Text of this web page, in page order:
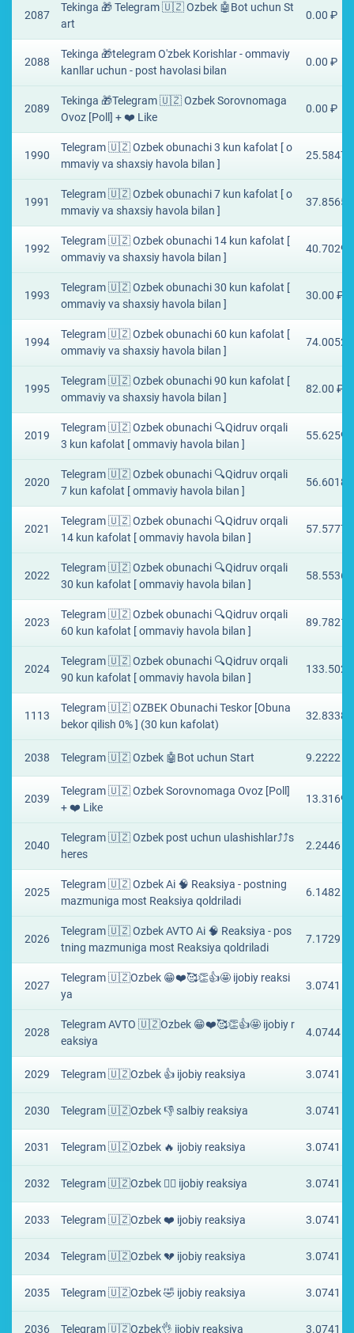
2087
Tekinga 🎁 Telegram 🇺🇿 Ozbek 🤖Bot uchun St
art
0.00 ₽
2088
Tekinga 🎁telegram O'zbek Korishlar - ommaviy
kanllar uchun - post havolasi bilan
0.00 ₽
2089
Tekinga 🎁Telegram 🇺🇿 Ozbek Sorovnomaga
Ovoz [Poll] + ❤️ Like
0.00 ₽
1990
Telegram 🇺🇿 Ozbek obunachi 3 kun kafolat [ o
mmaviy va shaxsiy havola bilan ]
25.5847
1991
Telegram 🇺🇿 Ozbek obunachi 7 kun kafolat [ o
mmaviy va shaxsiy havola bilan ]
37.8565
1992
Telegram 🇺🇿 Ozbek obunachi 14 kun kafolat [
ommaviy va shaxsiy havola bilan ]
40.7029
1993
Telegram 🇺🇿 Ozbek obunachi 30 kun kafolat [
ommaviy va shaxsiy havola bilan ]
30.00 ₽
1994
Telegram 🇺🇿 Ozbek obunachi 60 kun kafolat [
ommaviy va shaxsiy havola bilan ]
74.0052
1995
Telegram 🇺🇿 Ozbek obunachi 90 kun kafolat [
ommaviy va shaxsiy havola bilan ]
82.00 ₽
2019
Telegram 🇺🇿 Ozbek obunachi 🔍Qidruv orqali
3 kun kafolat [ ommaviy havola bilan ]
55.6259
2020
Telegram 🇺🇿 Ozbek obunachi 🔍Qidruv orqali
7 kun kafolat [ ommaviy havola bilan ]
56.6018
2021
Telegram 🇺🇿 Ozbek obunachi 🔍Qidruv orqali
14 kun kafolat [ ommaviy havola bilan ]
57.5777
2022
Telegram 🇺🇿 Ozbek obunachi 🔍Qidruv orqali
30 kun kafolat [ ommaviy havola bilan ]
58.5536
2023
Telegram 🇺🇿 Ozbek obunachi 🔍Qidruv orqali
60 kun kafolat [ ommaviy havola bilan ]
89.7821
2024
Telegram 🇺🇿 Ozbek obunachi 🔍Qidruv orqali
90 kun kafolat [ ommaviy havola bilan ]
1113
Telegram 🇺🇿 OZBEK Obunachi Teskor [Obuna
bekor qilish 0% ] (30 kun kafolat)
32.8338
2038 Telegram 🇺🇿 Ozbek 🤖Bot uchun Start 9.2222 ₽
2039
Telegram 🇺🇿 Ozbek Sorovnomaga Ovoz [Poll]
+ ❤️ Like
13.3169
2040
Telegram 🇺🇿 Ozbek post uchun ulashishlar⤴️⤴s
heres
2.2446 ₽
2025
Telegram 🇺🇿 Ozbek Ai 🧠 Reaksiya - postning
mazmuniga most Reaksiya qoldriladi
6.1482 ₽
2026
Telegram 🇺🇿 Ozbek AVTO Ai 🧠 Reaksiya - pos
tning mazmuniga most Reaksiya qoldriladi
7.1729 ₽
2027
Telegram 🇺🇿Ozbek 😁❤️🥰👏👍🤩 ijobiy reaksi
ya
3.0741 ₽
2028
Telegram AVTO 🇺🇿Ozbek 😁❤️🥰👏👍🤩 ijobiy r
eaksiya
4.0744 ₽
2029 Telegram 🇺🇿Ozbek 👍 ijobiy reaksiya 3.0741 ₽
2030 Telegram 🇺🇿Ozbek 👎 salbiy reaksiya 3.0741 ₽
2031 Telegram 🇺🇿Ozbek 🔥 ijobiy reaksiya 3.0741 ₽
2032 Telegram 🇺🇿Ozbek ❤️‍🔥 ijobiy reaksiya 3.0741 ₽
2033 Telegram 🇺🇿Ozbek ❤️ ijobiy reaksiya 3.0741 ₽
2034 Telegram 🇺🇿Ozbek 💔 ijobiy reaksiya 3.0741 ₽
2035 Telegram 🇺🇿Ozbek 🤣 ijobiy reaksiya 3.0741 ₽
2036 Telegram 🇺🇿Ozbek👌 ijobiy reaksiya 3.0741 ₽